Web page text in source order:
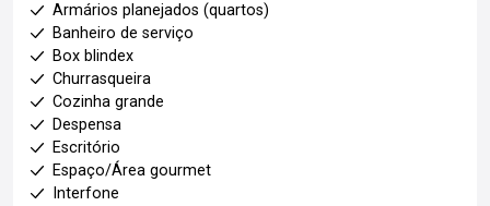
Armários planejados (quartos)
Banheiro de serviço
Box blindex
Churrasqueira
Cozinha grande
Despensa
Escritório
Espaço/Área gourmet
Interfone